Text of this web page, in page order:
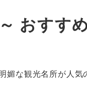
おすす
媚な観光名所が人気